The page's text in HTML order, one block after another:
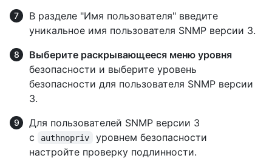
В разделе "Имя пользователя" введите
уникальное имя пользователя SNMP версии 3.
Выберите раскрывающееся меню уровня
безопасности и выберите уровень
безопасности для пользователя SNMP версии
3.
Для пользователей SNMP версии 3
с
authnopriv
уровнем безопасности
настройте проверку подлинности.